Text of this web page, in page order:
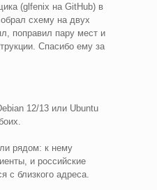
(glfenix на GitHub) в
схему на двух
поправил пару мест и
Спасибо ему за
12/13 или Ubuntu
рядом: к нему
и российские
с близкого адреса.